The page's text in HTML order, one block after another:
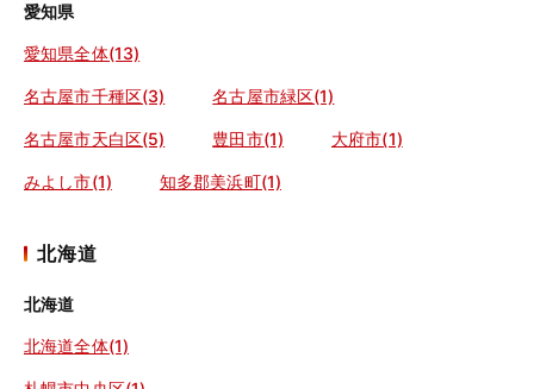
愛知県
愛知県全体(13)
名古屋市千種区(3) 名古屋市緑区(1)
名古屋市天白区(5) 豊田市(1) 大府市(1)
みよし市(1) 知多郡美浜町(1)
北海道
北海道
北海道全体(1)